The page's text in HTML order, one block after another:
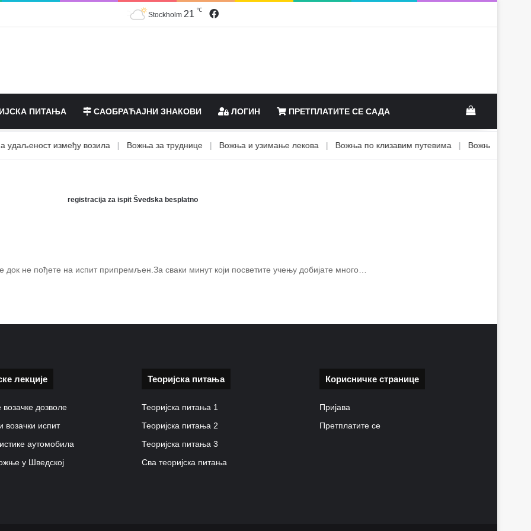
Stockholm 21 ℃ Facebook
ПИТАЊА САОБРАЋАЈНИ ЗНАКОВИ ЛОГИН ПРЕТПЛАТИТЕ СЕ САДА View your
између возила | Вожња за труднице | Вожња и узимање лекова | Вожња по клизавим путевима | Вожња са теретом
registracija za ispit Švedska besplatno
док не пођете на испит припремљен.За сваки минут који посветите учењу добијате много…
лекције
дозволе
возачки испит
аутомобила
у Шведској
Теоријска питања
Теоријска питања 1
Теоријска питања 2
Теоријска питања 3
Сва теоријска питања
Корисничке странице
Пријава
Претплатите се